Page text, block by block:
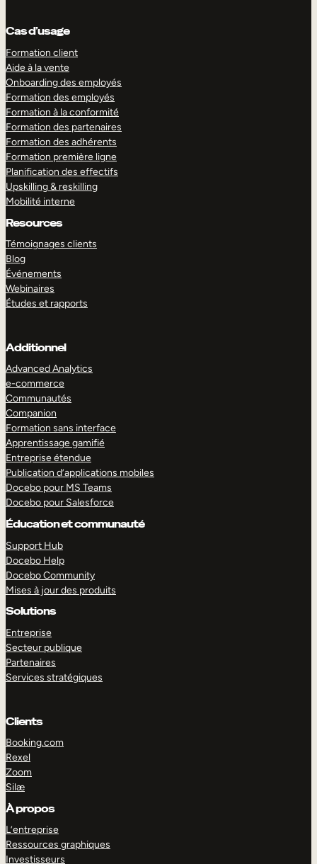
Cas d’usage
Formation client
Aide à la vente
Onboarding des employés
Formation des employés
Formation à la conformité
Formation des partenaires
Formation des adhérents
Formation première ligne
Planification des effectifs
Upskilling & reskilling
Mobilité interne
Resources
Témoignages clients
Blog
Événements
Webinaires
Études et rapports
Additionnel
Advanced Analytics
e-commerce
Communautés
Companion
Formation sans interface
Apprentissage gamifié
Entreprise étendue
Publication d’applications mobiles
Docebo pour MS Teams
Docebo pour Salesforce
Éducation et communauté
Support Hub
Docebo Help
Docebo Community
Mises à jour des produits
Solutions
Entreprise
Secteur publique
Partenaires
Services stratégiques
Clients
Booking.com
Rexel
Zoom
Silæ
À propos
L’entreprise
Ressources graphiques
Investisseurs